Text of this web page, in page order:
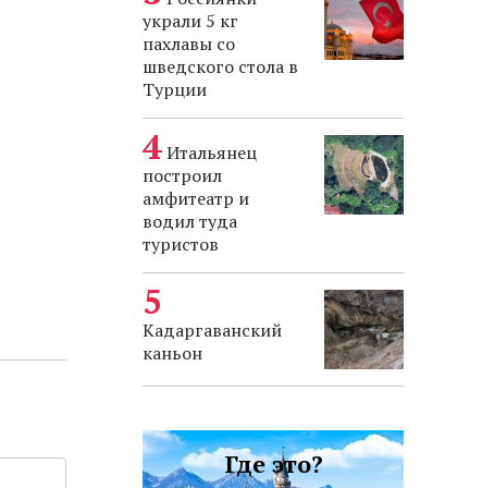
украли 5 кг
пахлавы со
шведского стола в
Турции
Итальянец
построил
амфитеатр и
водил туда
туристов
Кадаргаванский
каньон
Где это?